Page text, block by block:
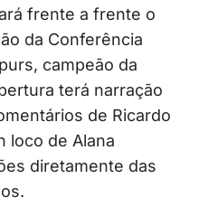
frente a frente o
da Conferência
campeão da
terá narração
de Ricardo
loco de Alana
diretamente das